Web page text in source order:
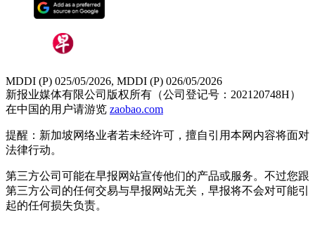
MDDI (P) 025/05/2026, MDDI (P) 026/05/2026
新报业媒体有限公司版权所有（公司登记号：202120748H）
在中国的用户请游览 zaobao.com
提醒：新加坡网络业者若未经许可，擅自引用本网内容将面对
法律行动。
第三方公司可能在早报网站宣传他们的产品或服务。不过您跟
第三方公司的任何交易与早报网站无关，早报将不会对可能引
起的任何损失负责。